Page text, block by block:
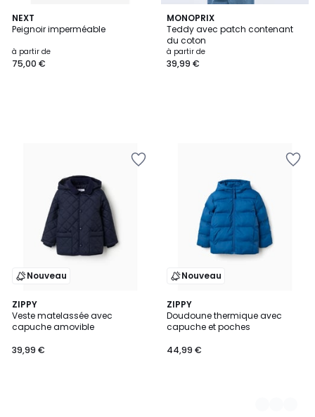
NEXT
Peignoir imperméable
à partir de
75,00 €
MONOPRIX
Teddy avec patch contenant
du coton
à partir de
39,99 €
Nouveau
ZIPPY
Veste matelassée avec
capuche amovible
39,99 €
Nouveau
ZIPPY
Doudoune thermique avec
capuche et poches
44,99 €
2
Couleurs